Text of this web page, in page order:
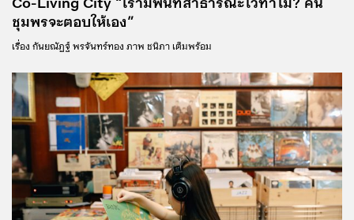
ชุมพรจะตอบให้เอง”
เรื่อง กันยณัฏฐ์ พรจันทร์ทอง ภาพ ชนิภา เต็มพร้อม